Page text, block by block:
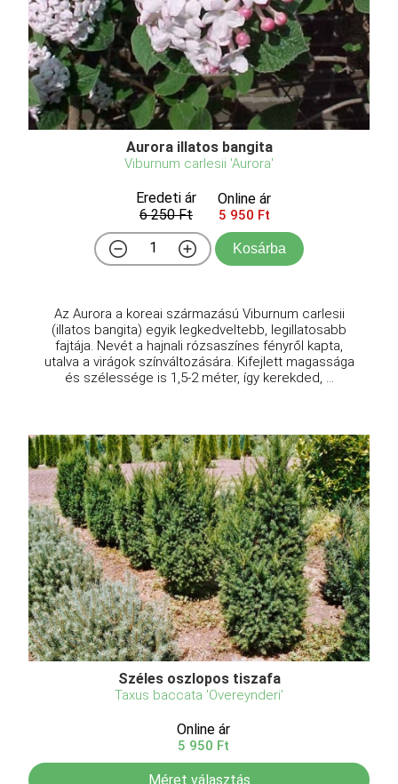
Aurora illatos bangita
Viburnum carlesii 'Aurora'
Eredeti ár
6 250 Ft
Online ár
5 950 Ft
Kosárba
Az Aurora a koreai származású Viburnum carlesii
(illatos bangita) egyik legkedveltebb, legillatosabb
fajtája. Nevét a hajnali rózsaszínes fényről kapta,
utalva a virágok színváltozására. Kifejlett magassága
és szélessége is 1,5-2 méter, így kerekded, ...
Széles oszlopos tiszafa
Taxus baccata 'Overeynderi'
Online ár
5 950 Ft
Méret választás